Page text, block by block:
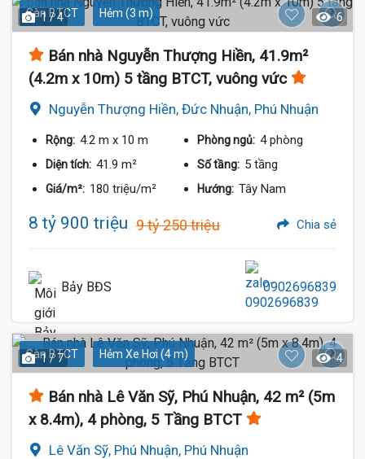
Sàn BTCT Hẻm (3 m)
1 / 4 6
Bán nhà Nguyễn Thượng Hiền, 41.9m²
(4.2m x 10m) 5 tầng BTCT, vuông vức
Nguyễn Thượng Hiền, Đức Nhuận, Phú Nhuận
Rộng: 4.2 m x 10 m Phòng ngủ: 4 phòng
Diện tích: 41.9 m² Số tầng: 5 tầng
Giá/m²: 180 triệu/m² Hướng: Tây Nam
8 tỷ 900 triệu 9 tỷ 250 triệu Chia sẻ
Bảy BĐS 0902696839
Sàn BTCT Hẻm Xe Hơi (4 m)
1 / 7 4
Bán nhà Lê Văn Sỹ, Phú Nhuận, 42 m² (5m
x 8.4m), 4 phòng, 5 Tầng BTCT
Lê Văn Sỹ, Phú Nhuận, Phú Nhuận